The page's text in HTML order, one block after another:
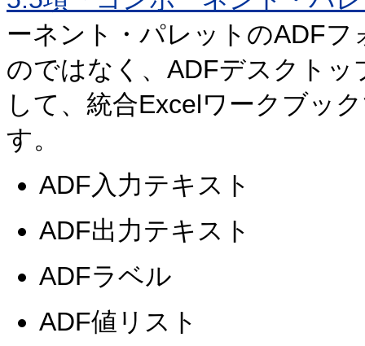
ーネント・パレットのADF
のではなく、ADFデスクト
して、統合Excelワークブッ
す。
ADF入力テキスト
ADF出力テキスト
ADFラベル
ADF値リスト